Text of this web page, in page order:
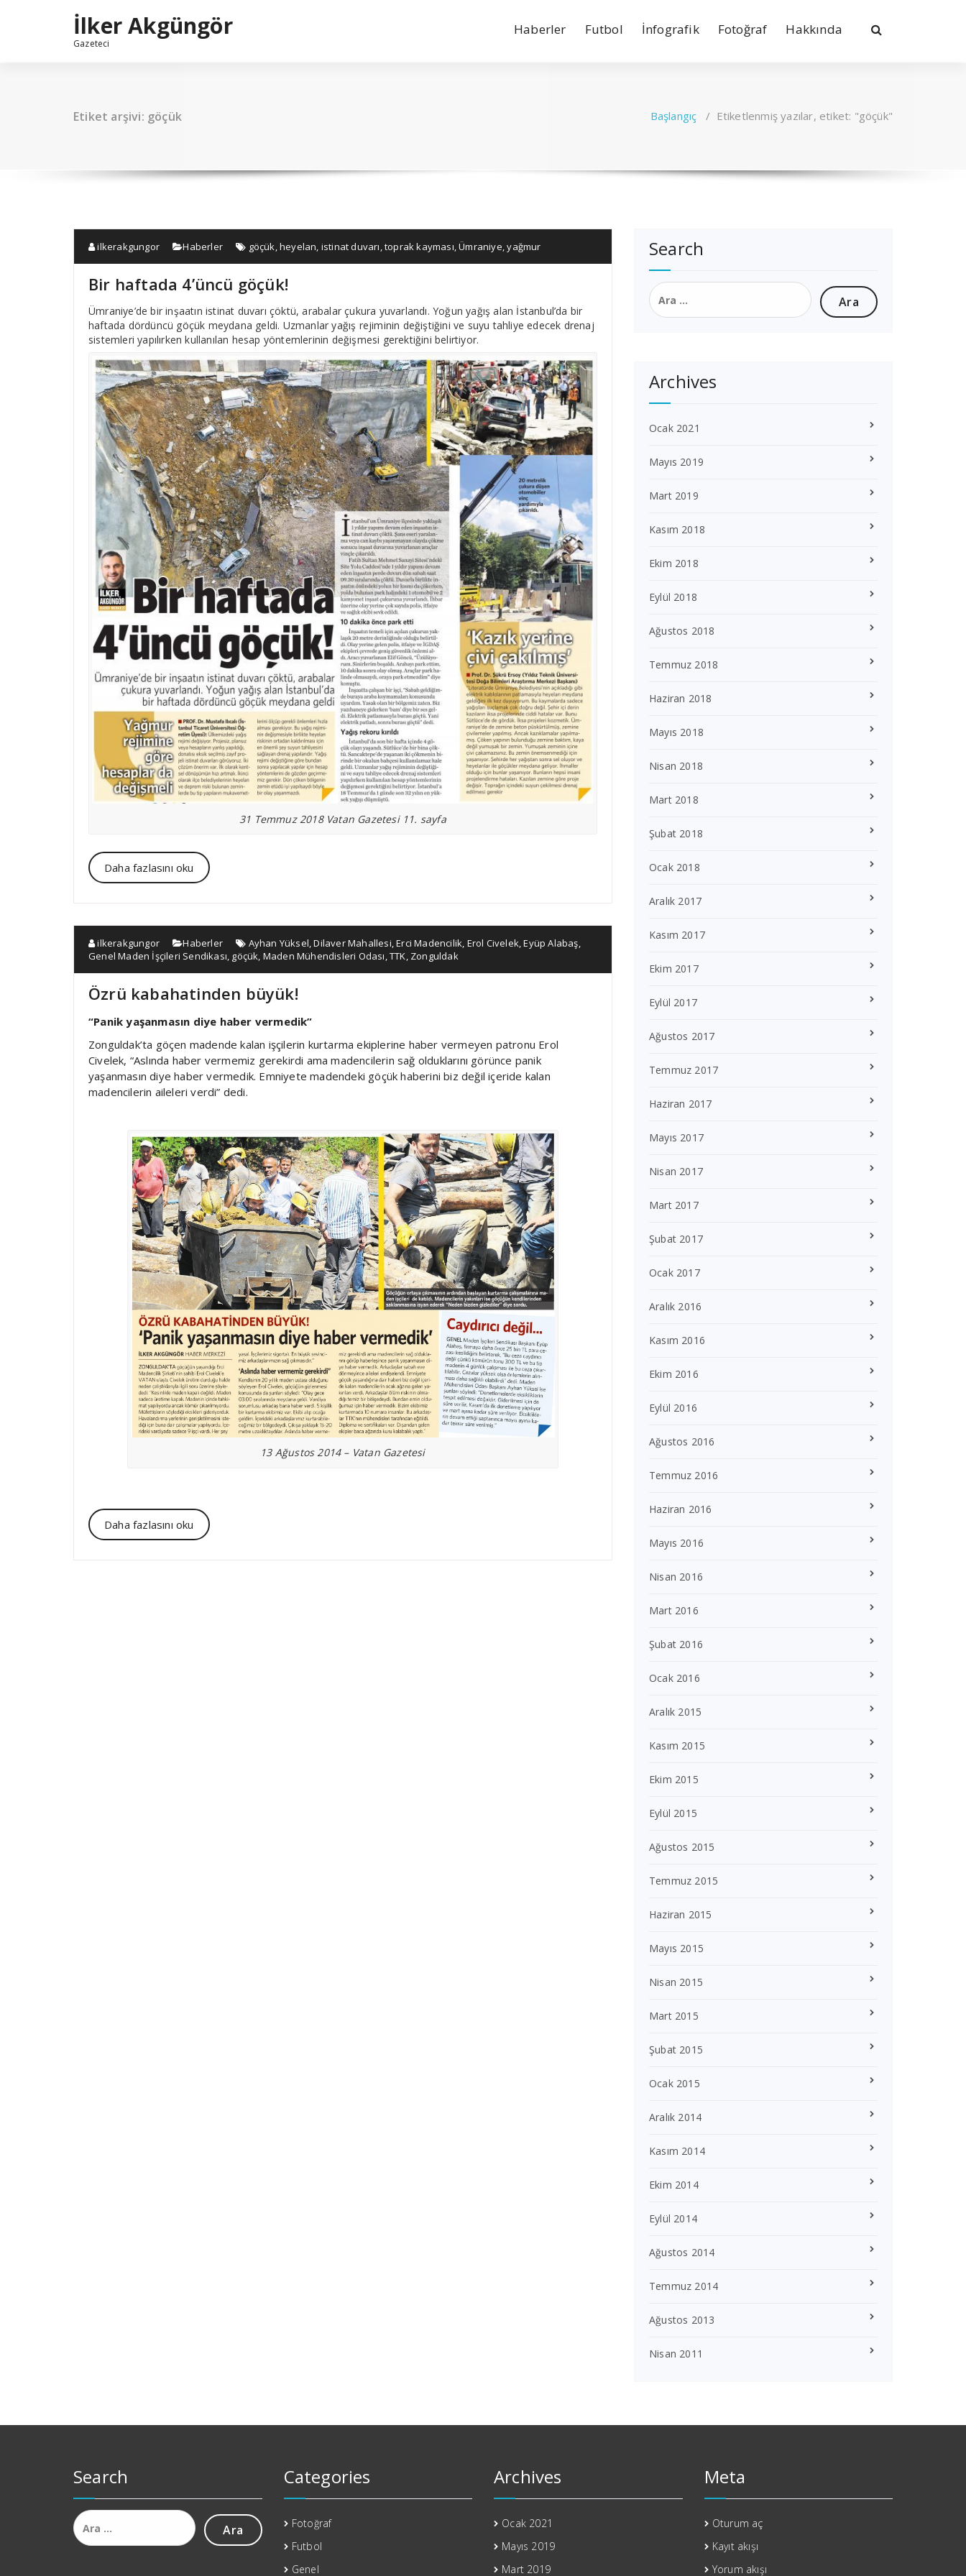
İlker Akgüngör
Gazeteci
Haberler Futbol İnfografik Fotoğraf Hakkında
Etiket arşivi: göçük Başlangıç / Etiketlenmiş yazılar, etiket: "göçük"
ilkerakgungor Haberler göçük,heyelan, istinat duvarı,toprak kayması,Ümraniye,yağmur
Bir haftada 4’üncü göçük!
Ümraniye’de bir inşaatın istinat duvarı çöktü, arabalar çukura yuvarlandı. Yoğun yağış alan İstanbul’da bir
haftada dördüncü göçük meydana geldi. Uzmanlar yağış rejiminin değiştiğini ve suyu tahliye edecek drenaj
sistemleri yapılırken kullanılan hesap yöntemlerinin değişmesi gerektiğini belirtiyor.
31 Temmuz 2018 Vatan Gazetesi 11. sayfa
Daha fazlasını oku
ilkerakgungor Haberler Ayhan Yüksel,Dilaver Mahallesi,Erci Madencilik, Erol Civelek,Eyüp Alabaş,
Genel Maden İşçileri Sendikası, göçük, Maden Mühendisleri Odası,TTK, Zonguldak
Özrü kabahatinden büyük!
“Panik yaşanmasın diye haber vermedik”
Zonguldak’ta göçen madende kalan işçilerin kurtarma ekiplerine haber vermeyen patronu Erol
Civelek, “Aslında haber vermemiz gerekirdi ama madencilerin sağ olduklarını görünce panik
yaşanmasın diye haber vermedik. Emniyete madendeki göçük haberini biz değil içeride kalan
madencilerin aileleri verdi” dedi.
13 Ağustos 2014 – Vatan Gazetesi
Daha fazlasını oku
Search
Arama:
Archives
Ocak 2021
Mayıs 2019
Mart 2019
Kasım 2018
Ekim 2018
Eylül 2018
Ağustos 2018
Temmuz 2018
Haziran 2018
Mayıs 2018
Nisan 2018
Mart 2018
Şubat 2018
Ocak 2018
Aralık 2017
Kasım 2017
Ekim 2017
Eylül 2017
Ağustos 2017
Temmuz 2017
Haziran 2017
Mayıs 2017
Nisan 2017
Mart 2017
Şubat 2017
Ocak 2017
Aralık 2016
Kasım 2016
Ekim 2016
Eylül 2016
Ağustos 2016
Temmuz 2016
Haziran 2016
Mayıs 2016
Nisan 2016
Mart 2016
Şubat 2016
Ocak 2016
Aralık 2015
Kasım 2015
Ekim 2015
Eylül 2015
Ağustos 2015
Temmuz 2015
Haziran 2015
Mayıs 2015
Nisan 2015
Mart 2015
Şubat 2015
Ocak 2015
Aralık 2014
Kasım 2014
Ekim 2014
Eylül 2014
Ağustos 2014
Temmuz 2014
Ağustos 2013
Nisan 2011
Search
Arama:
Categories
Fotoğraf
Futbol
Genel
Archives
Ocak 2021
Mayıs 2019
Mart 2019
Meta
Oturum aç
Kayıt akışı
Yorum akışı